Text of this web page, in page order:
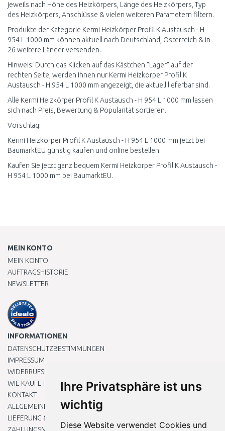
Ihre Privatsphäre ist uns
wichtig
Diese Website verwendet Cookies und
jeweils nach Höhe des Heizkörpers, Länge des Heizkörpers, Typ
des Heizkörpers, Anschlüsse & vielen weiteren Parametern filtern.
Produkte der Kategorie Kermi Heizkörper Profil K Austausch - H
954 L 1000 mm können aktuell nach Deutschland, Österreich & in
26 weitere Länder versenden.
Hinweis: Durch das Klicken auf das Kästchen "Lager" auf der
rechten Seite, werden Ihnen nur Kermi Heizkörper Profil K
Austausch - H 954 L 1000 mm angezeigt, die aktuell lieferbar sind.
Alle Kermi Heizkörper Profil K Austausch - H 954 L 1000 mm lassen
sich nach Preis, Bewertung & Popularität sortieren.
Vorschlag:
Kermi Heizkörper Profil K Austausch - H 954 L 1000 mm jetzt bei
BaumarktEU günstig kaufen und online bestellen.
Kaufen Sie jetzt ganz bequem Kermi Heizkörper Profil K Austausch -
H 954 L 1000 mm bei BaumarktEU.
MEIN KONTO
MEIN KONTO
AUFTRAGSHISTORIE
NEWSLETTER
INFORMATIONEN
DATENSCHUTZBESTIMMUNGEN
IMPRESSUM
WIDERRUFSRECHT
WIE KAUFE ICH EIN?
KONTAKT
ALLGEMEINEN GESCHÄFTSBEDINGUNGEN
LIEFERUNG & ZAHLUNG